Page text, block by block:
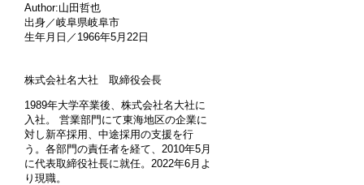
Author:山田哲也
出身／岐阜県岐阜市
生年月日／1966年5月22日
株式会社名大社 取締役会長
1989年大学卒業後、株式会社名大社に
入社。 営業部門にて東海地区の企業に
対し新卒採用、中途採用の支援を行
う。各部門の責任者を経て、2010年5月
に代表取締役社長に就任。2022年6月よ
り現職。